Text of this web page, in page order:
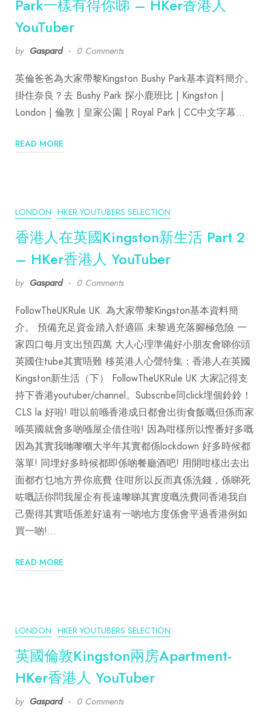
Park一樣有得你睇 – HKer香港人
YouTuber
by Gaspard 0 Comments
英倫爸爸為大家帶黎Kingston Bushy Park基本資料簡介。
掛住奈良？去 Bushy Park 探小鹿班比 | Kingston |
London | 倫敦 | 皇家公園 | Royal Park | CC中文字幕…
READ MORE
LONDON HKER YOUTUBERS SELECTION
香港人在英國Kingston新生活 Part 2
– HKer香港人 YouTuber
by Gaspard 0 Comments
FollowTheUKRule UK. 為大家帶黎Kingston基本資料簡
介。 預備充足資金踏入舒適區 未黎過充落腳極危險 一
家四口每月支出預四萬 大人心理準備好小朋友會睇你頭
英國住tube其實唔難 移英港人心聲特集：香港人在英國
Kingston新生活（下） FollowTheUKRule UK 大家記得支
持下香港youtuber/channel。Subscribe同click埋個鈴鈴！
CLS la 好啦! 咁以前喺香港成日都會出街食飯嘅但係而家
喺英國就會多啲喺屋企借住啦! 因為咁樣所以慳番好多嘅
因為其實我哋嚟嗰大半年其實都係lockdown 好多時候都
落單! 同埋好多時候都即係啲餐廳酒吧! 用開咁樣出去出
面都冇乜地方畀你底費 住咁所以反而真係洗錢，係睇死
咗嘅話你問我屋企有長遠嚟睇其實度嘅洗費同香港我自
己覺得其實唔係差好遠有一啲地方度係會平過香港例如
買一啲!…
READ MORE
LONDON HKER YOUTUBERS SELECTION
英國倫敦Kingston兩房Apartment-
HKer香港人 YouTuber
by Gaspard 0 Comments